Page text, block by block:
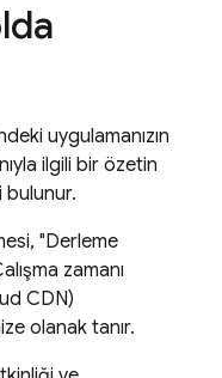
uygulamanızın
ilgili bir özetin
"Derleme
zamanı
CDN)
olanak tanır.